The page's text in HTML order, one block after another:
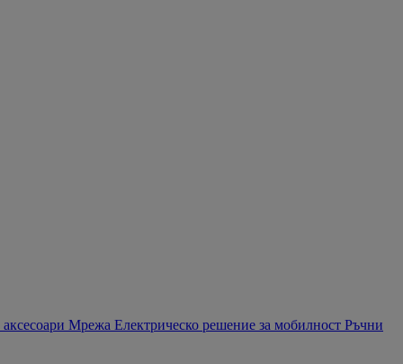
Мрежа Електрическо решение за мобилност Ръчни